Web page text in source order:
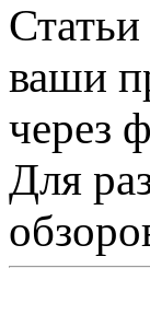
ваши
через
Для